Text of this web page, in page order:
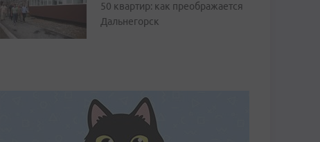
50 квартир: как преображается
Дальнегорск